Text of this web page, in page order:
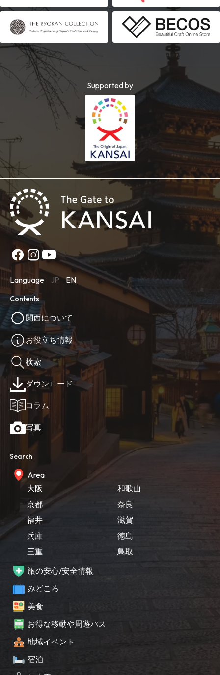
Supported by
Language JP EN
Contents
関西について
お役立ち情報
検索
ダウンロード
コラム
写真
Search
Area
大阪
京都
福井
兵庫
三重
和歌山
奈良
滋賀
徳島
鳥取
旅の安心/安全情報
みどころ
美食
お得な移動や周遊パス
地域イベント
宿泊